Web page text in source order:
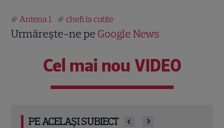
Antena 1 chefi la cutite
Urmărește-ne pe Google News
Cel mai nou VIDEO
PE ACELAȘI SUBIECT